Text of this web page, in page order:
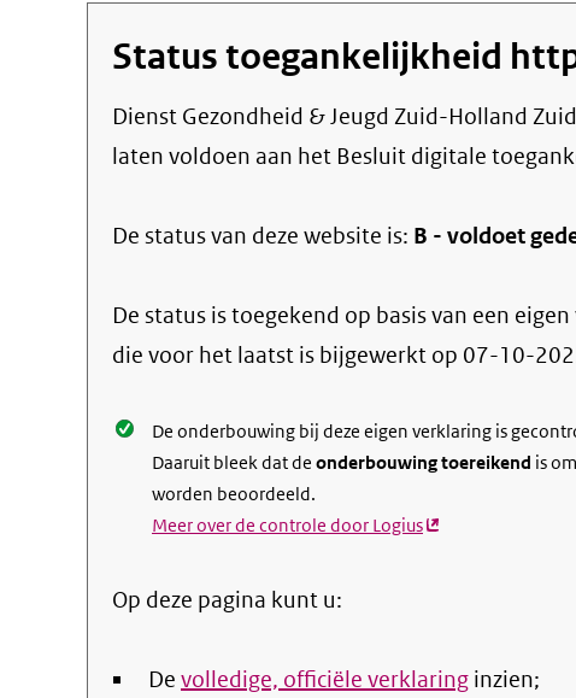
Status toegankelijkheid
Dienst Gezondheid & Jeugd Zuid-Holland Zuid
laten voldoen aan het Besluit digitale
De status van deze website is: B - voldoet
De status is toegekend op basis van een
die voor het laatst is bijgewerkt op 07-10-
De onderbouwing bij deze eigen verklaring is
Daaruit bleek dat de onderbouwing toereikend is
worden beoordeeld.
Meer over de controle door Logius(externe
Op deze pagina kunt u:
De volledige, officiële verklaring inzien;